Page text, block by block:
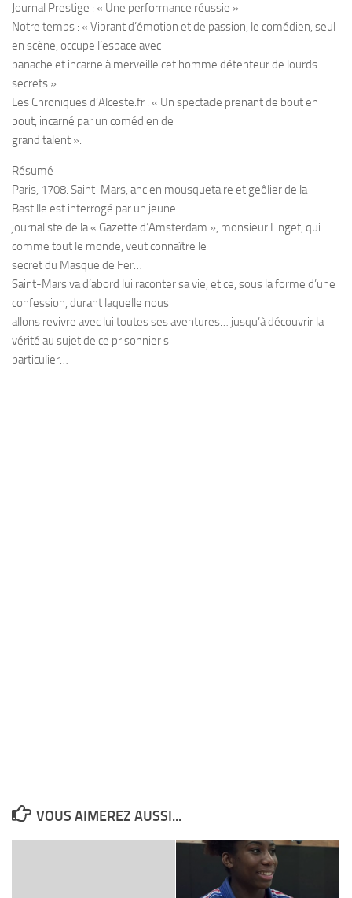
Journal Prestige : « Une performance réussie »
Notre temps : « Vibrant d’émotion et de passion, le comédien, seul
en scène, occupe l’espace avec
panache et incarne à merveille cet homme détenteur de lourds
secrets »
Les Chroniques d’Alceste.fr : « Un spectacle prenant de bout en
bout, incarné par un comédien de
grand talent ».
Résumé
Paris, 1708. Saint-Mars, ancien mousquetaire et geôlier de la
Bastille est interrogé par un jeune
journaliste de la « Gazette d’Amsterdam », monsieur Linget, qui
comme tout le monde, veut connaître le
secret du Masque de Fer…
Saint-Mars va d’abord lui raconter sa vie, et ce, sous la forme d’une
confession, durant laquelle nous
allons revivre avec lui toutes ses aventures… jusqu’à découvrir la
vérité au sujet de ce prisonnier si
particulier…
VOUS AIMEREZ AUSSI...